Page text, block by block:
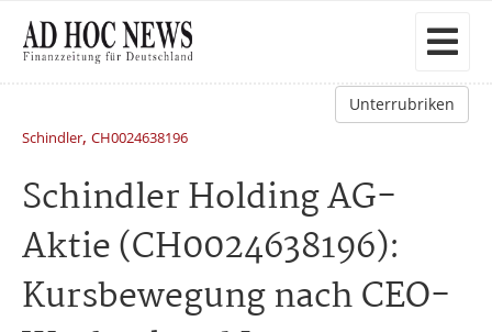
Unterrubriken
Schindler, CH0024638196
Schindler Holding AG-
Aktie (CH0024638196):
Kursbewegung nach CEO-